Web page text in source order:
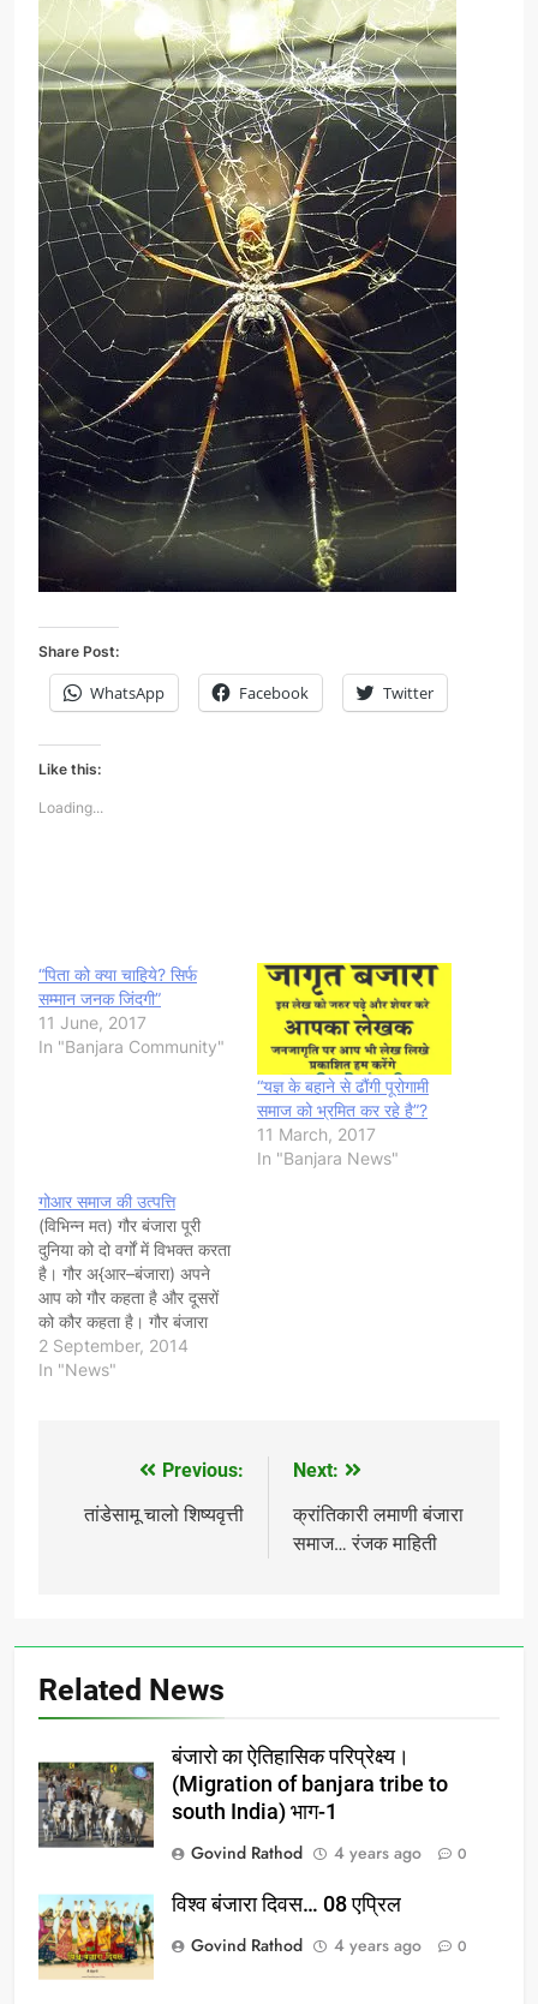
Share Post:
WhatsApp Facebook Twitter
Like this:
Loading...
“पिता को क्या चाहिये? सिर्फ
सम्मान जनक जिंदगी”
11 June, 2017
In "Banjara Community"
“यज्ञ के बहाने से ढौंगी पूरोगामी
समाज को भ्रमित कर रहे है”?
11 March, 2017
In "Banjara News"
गोआर समाज की उत्पत्ति
(विभिन्न मत) गौर बंजारा पूरी
दुनिया को दो वर्गों में विभक्त करता
है। गौर अ{आर–बंजारा) अपने
आप को गौर कहता है और दूसरों
को कौर कहता है। गौर बंजारा
कोई विशेष जाति नहीं, बल्कि एक
सप्रदाय है । सम्पूर्ण बंजारा
2 September, 2014
In "News"
navigation
Previous:
तांडेसामू चालो शिष्यवृत्ती
Next:
​क्रांतिकारी लमाणी बंजारा
समाज… रंजक माहिती
Related News
बंजारो का ऐतिहासिक परिप्रेक्ष्य।
(Migration of banjara tribe to
south India) भाग-1
Govind Rathod
4 years ago 0
विश्व बंजारा दिवस… 08 एप्रिल
Govind Rathod
4 years ago 0